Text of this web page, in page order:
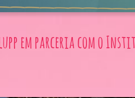
em parceria com o